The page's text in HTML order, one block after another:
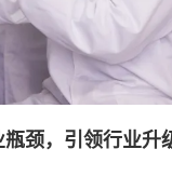
瓶颈，引领行业升